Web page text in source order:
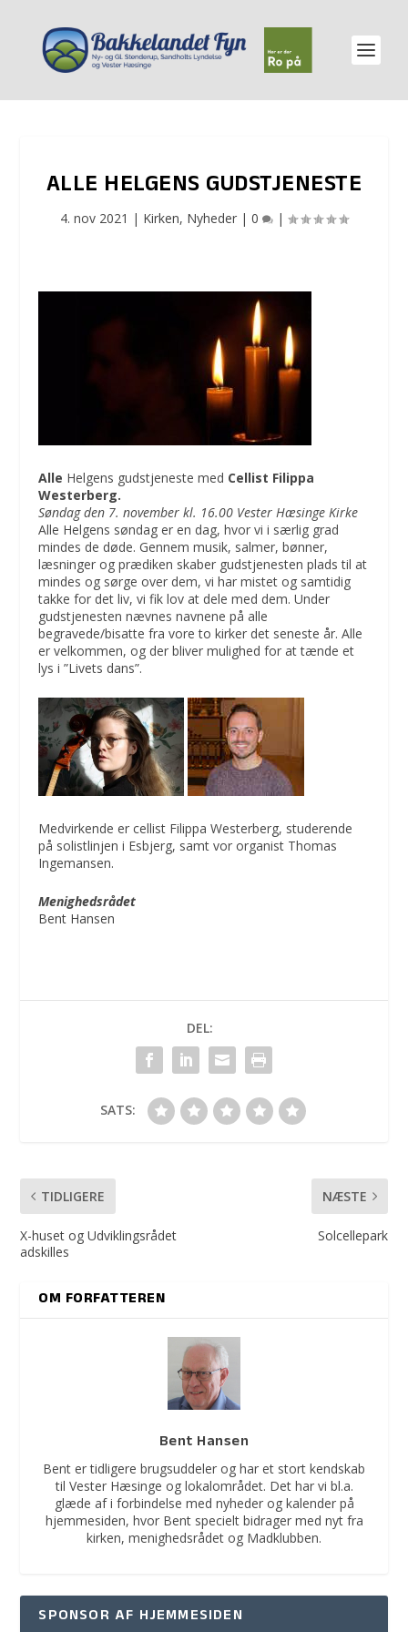
ALLE HELGENS GUDSTJENESTE
4. nov 2021 | Kirken, Nyheder | 0 |
Alle Helgens gudstjeneste med Cellist Filippa
Westerberg.
Søndag den 7. november kl. 16.00 Vester Hæsinge Kirke
Alle Helgens søndag er en dag, hvor vi i særlig grad
mindes de døde. Gennem musik, salmer, bønner,
læsninger og prædiken skaber gudstjenesten plads til at
mindes og sørge over dem, vi har mistet og samtidig
takke for det liv, vi fik lov at dele med dem. Under
gudstjenesten nævnes navnene på alle
begravede/bisatte fra vore to kirker det seneste år. Alle
er velkommen, og der bliver mulighed for at tænde et
lys i ”Livets dans”.
Medvirkende er cellist Filippa Westerberg, studerende
på solistlinjen i Esbjerg, samt vor organist Thomas
Ingemansen.
Menighedsrådet
Bent Hansen
DEL:
SATS:
TIDLIGERE
X-huset og Udviklingsrådet
adskilles
NÆSTE
Solcellepark
OM FORFATTEREN
Bent Hansen
Bent er tidligere brugsuddeler og har et stort kendskab
til Vester Hæsinge og lokalområdet. Det har vi bl.a.
glæde af i forbindelse med nyheder og kalender på
hjemmesiden, hvor Bent specielt bidrager med nyt fra
kirken, menighedsrådet og Madklubben.
SPONSOR AF HJEMMESIDEN